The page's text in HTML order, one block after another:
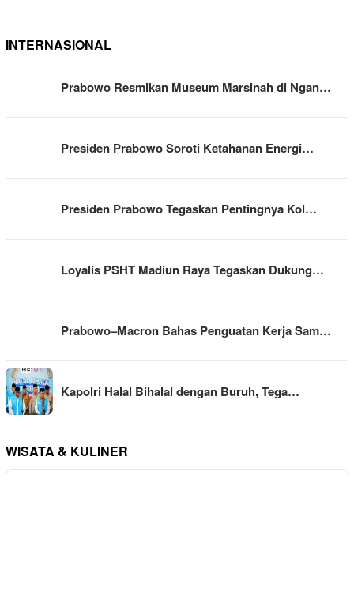
INTERNASIONAL
Prabowo Resmikan Museum Marsinah di Ngan…
Presiden Prabowo Soroti Ketahanan Energi…
Presiden Prabowo Tegaskan Pentingnya Kol…
Loyalis PSHT Madiun Raya Tegaskan Dukung…
Prabowo–Macron Bahas Penguatan Kerja Sam…
Kapolri Halal Bihalal dengan Buruh, Tega…
WISATA & KULINER